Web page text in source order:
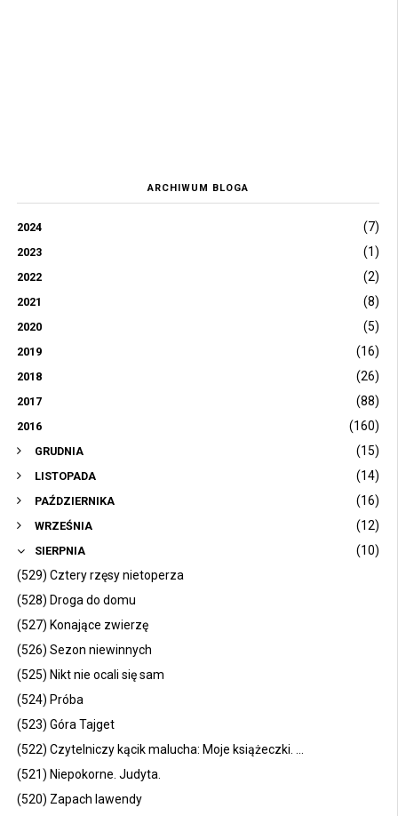
ARCHIWUM BLOGA
2024 (7)
2023 (1)
2022 (2)
2021 (8)
2020 (5)
2019 (16)
2018 (26)
2017 (88)
2016 (160)
GRUDNIA (15)
LISTOPADA (14)
PAŹDZIERNIKA (16)
WRZEŚNIA (12)
SIERPNIA
(10)
(529) Cztery rzęsy nietoperza
(528) Droga do domu
(527) Konające zwierzę
(526) Sezon niewinnych
(525) Nikt nie ocali się sam
(524) Próba
(523) Góra Tajget
(522) Czytelniczy kącik malucha: Moje książeczki. ...
(521) Niepokorne. Judyta.
(520) Zapach lawendy